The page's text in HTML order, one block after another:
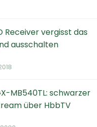
Receiver vergisst das
ausschalten
MB540TL: schwarzer
über HbbTV